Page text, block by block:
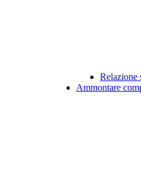
Relazione
Ammontare